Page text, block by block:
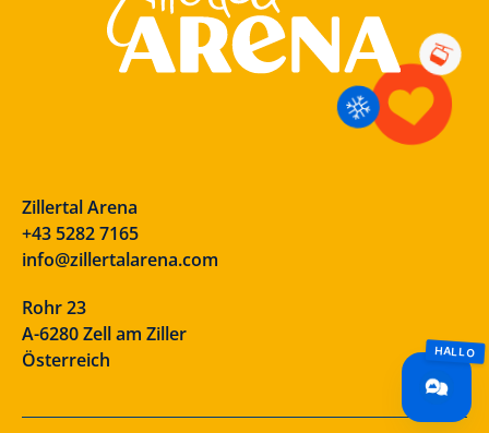
Zillertal Arena
+43 5282 7165
info@zillertalarena.com
Rohr 23
A-6280 Zell am Ziller
Österreich